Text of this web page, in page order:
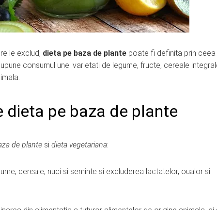
le exclud, dieta pe baza de plante poate fi definita prin
consumul unei varietati de legume, fructe, cereale
pe baza de plante
de plante si dieta vegetariana:
cereale, nuci si seminte si excluderea lactatelor, oualor si